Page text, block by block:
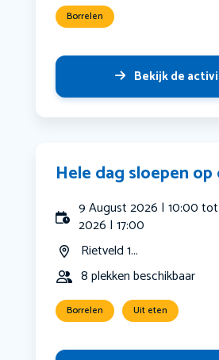
Borrelen
Bekijk de
Hele dag sloepen
9 August 2026 | 10:00
2026 | 17:00
Rietveld 1...
8 plekken beschikbaar
Borrelen Uit eten